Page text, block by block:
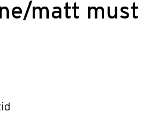
matt must